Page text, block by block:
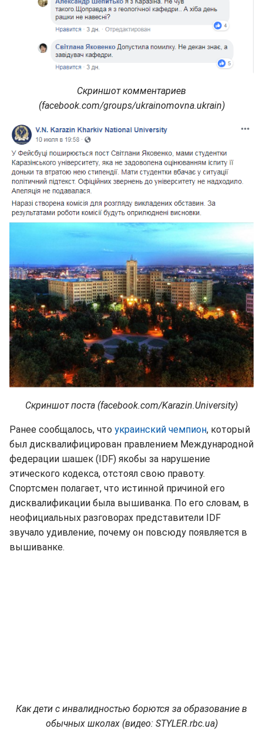
Скриншот комментариев
(facebook.com/groups/ukrainomovna.ukrain)
Скриншот поста (facebook.com/Karazin.University)
Ранее сообщалось, что украинский чемпион, который
был дисквалифицирован правлением Международной
федерации шашек (IDF) якобы за нарушение
этического кодекса, отстоял свою правоту.
Спортсмен полагает, что истинной причиной его
дисквалификации была вышиванка. По его словам, в
неофициальных разговорах представители IDF
звучало удивление, почему он повсюду появляется в
вышиванке.
Как дети с инвалидностью борются за образование в
обычных школах (видео: STYLER.rbc.ua)